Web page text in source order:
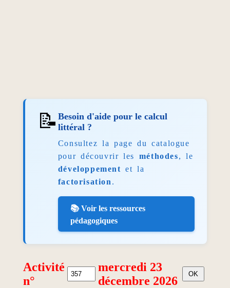
📝 Besoin d'aide pour le calcul
littéral ?
Consultez la page du catalogue
pour découvrir les méthodes, le
développement et la
factorisation .
📚 Voir les ressources
pédagogiques
Activité
n°
mercredi 23
décembre 2026